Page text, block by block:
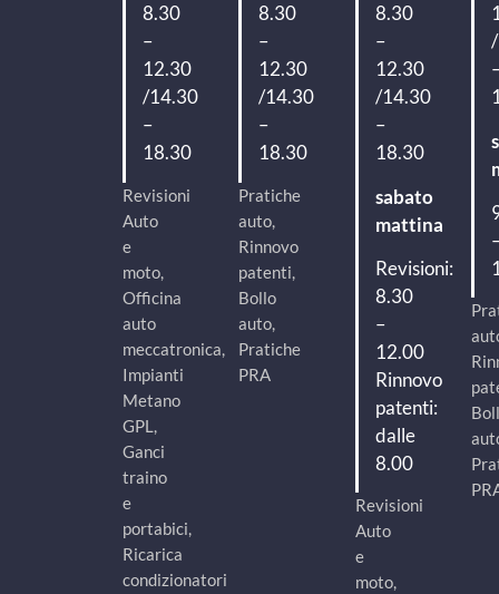
8.30
–
12.30
/14.30
–
18.30
Revisioni
Auto
e
moto,
Officina
auto
meccatronica,
Impianti
Metano
GPL,
Ganci
traino
e
portabici,
Ricarica
condizionatori
8.30
–
12.30
/14.30
–
18.30
Pratiche
auto,
Rinnovo
patenti,
Bollo
auto,
Pratiche
PRA
8.30
–
12.30
/14.30
–
18.30
sabato
mattina
Revisioni:
8.30
–
12.00
Rinnovo
patenti:
dalle
8.00
Revisioni
Auto
e
moto,